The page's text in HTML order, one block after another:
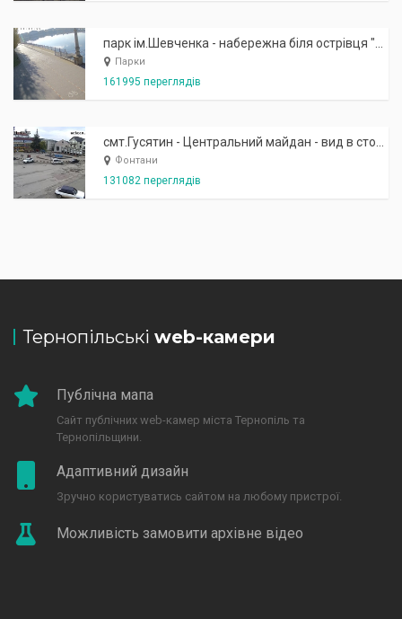
Парки
161995 переглядів
Фонтани
131082 переглядів
Тернопільські web-камери
Публічна мапа
Сайт публічних web-камер міста Тернопіль та
Тернопільщини.
Адаптивний дизайн
Зручно користуватись сайтом на любому пристрої.
Можливість замовити архівне відео